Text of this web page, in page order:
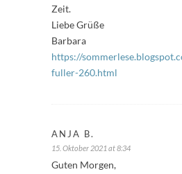
Zeit.
Liebe Grüße
Barbara
https://
fuller-260.html
ANJA B.
15. Oktober 2021 at 8:34
Guten Morgen,